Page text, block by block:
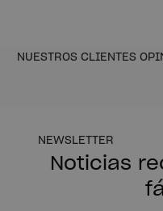
NUESTROS CLIENTES
NEWSLETTER
Noticias